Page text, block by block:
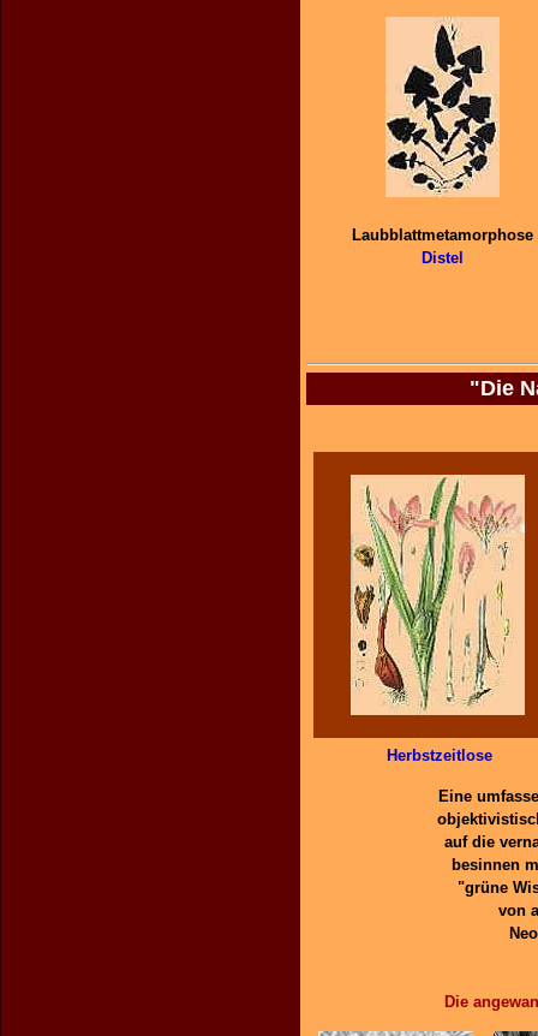
Laubblattmetamorphose
Distel
"Die
Herbstzeitlose
Eine
auf die
besinnen
"grüne
von
Die